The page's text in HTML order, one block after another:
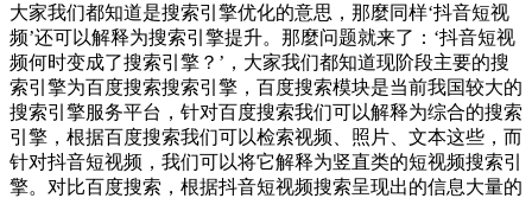
大家我们都知道是搜索引擎优化的意思，那麼同样‘抖音短视
频’还可以解释为搜索引擎提升。那麼问题就来了：‘抖音短视
频何时变成了搜索引擎？’，大家我们都知道现阶段主要的搜
索引擎为百度搜索搜索引擎，百度搜索模块是当前我国较大的
搜索引擎服务平台，针对百度搜索我们可以解释为综合的搜索
引擎，根据百度搜索我们可以检索视频、照片、文本这些，而
针对抖音短视频，我们可以将它解释为竖直类的短视频搜索引
擎。对比百度搜索，根据抖音短视频搜索呈现出的信息大量的